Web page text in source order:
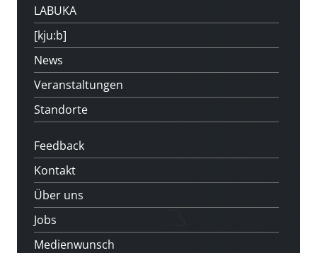
LABUKA
[kju:b]
News
Veranstaltungen
Standorte
Feedback
Kontakt
Über uns
Jobs
Medienwunsch